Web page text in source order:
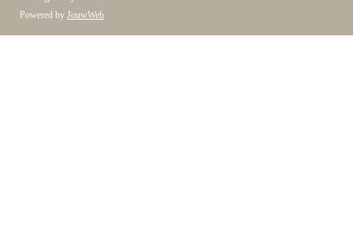
Powered by JouwWeb